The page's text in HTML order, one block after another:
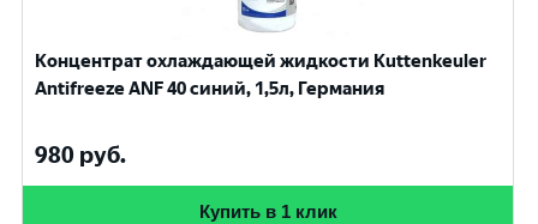
Концентрат охлаждающей жидкости Kuttenkeuler
Antifreeze ANF 40 синий, 1,5л, Германия
980 руб.
Купить в 1 клик